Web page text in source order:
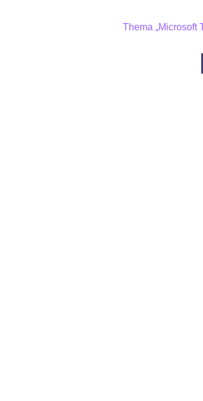
Thema „Microsoft